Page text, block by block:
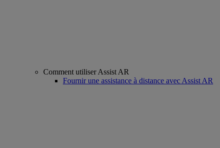
Comment utiliser Assist AR
Fournir une assistance à distance avec Assist AR